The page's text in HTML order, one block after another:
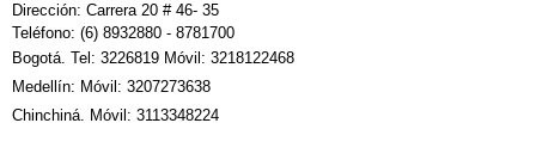
Dirección: Carrera 20 # 46- 35
Teléfono: (6) 8932880 - 8781700
Bogotá. Tel: 3226819 Móvil: 3218122468
Medellín: Móvil: 3207273638
Chinchiná. Móvil: 3113348224